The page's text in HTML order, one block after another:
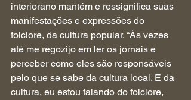
interiorano mantém e ressignifica suas
manifestações e expressões do
folclore, da cultura popular. “Às vezes
até me regozijo em ler os jornais e
perceber como eles são responsáveis
pelo que se sabe da cultura local. E da
cultura, eu estou falando do folclore,